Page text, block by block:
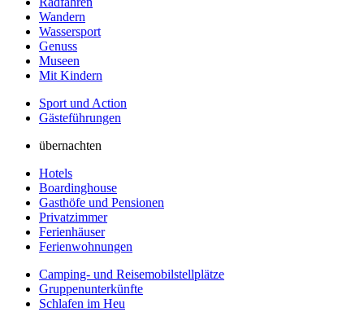
Wandern
Wassersport
Genuss
Museen
Mit Kindern
Sport und Action
Gästeführungen
übernachten
Hotels
Boardinghouse
Gasthöfe und Pensionen
Privatzimmer
Ferienhäuser
Ferienwohnungen
Camping- und Reisemobilstellplätze
Gruppenunterkünfte
Schlafen im Heu